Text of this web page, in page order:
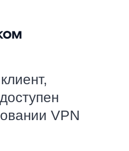
VPN